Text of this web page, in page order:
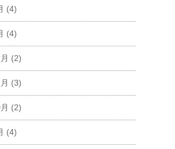
(4)
(4)
(2)
(3)
(2)
(4)